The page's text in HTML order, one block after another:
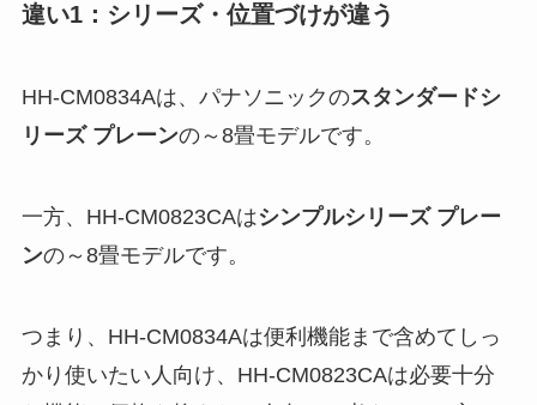
違い1：シリーズ・位置づけが違う
HH-CM0834Aは、パナソニックのスタンダードシ
リーズ プレーンの～8畳モデルです。
一方、HH-CM0823CAはシンプルシリーズ プレー
ンの～8畳モデルです。
つまり、HH-CM0834Aは便利機能まで含めてしっ
かり使いたい人向け、HH-CM0823CAは必要十分